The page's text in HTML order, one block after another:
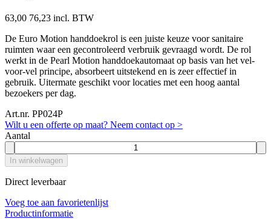
63,00 76,23 incl. BTW
De Euro Motion handdoekrol is een juiste keuze voor sanitaire
ruimten waar een gecontroleerd verbruik gevraagd wordt. De rol
werkt in de Pearl Motion handdoekautomaat op basis van het vel-
voor-vel principe, absorbeert uitstekend en is zeer effectief in
gebruik. Uitermate geschikt voor locaties met een hoog aantal
bezoekers per dag.
Art.nr. PP024P
Wilt u een offerte op maat? Neem contact op >
Aantal
In winkelwagen
Direct leverbaar
Voeg toe aan favorietenlijst
Productinformatie